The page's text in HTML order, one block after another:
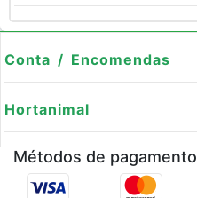
Conta / Encomendas
Hortanimal
Métodos de pagamento